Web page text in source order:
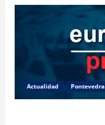
Actualidad Pontevedra